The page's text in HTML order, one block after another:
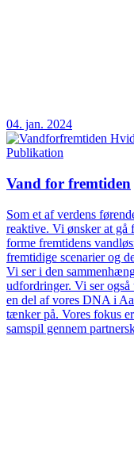
04. jan. 2024
Publikation
Vand for fremtiden
Som et af verdens
reaktive. Vi ønsker at
forme fremtidens
fremtidige scenarier og
Vi ser i den
udfordringer. Vi ser
en del af vores DNA i
tænker på. Vores fokus
samspil gennem